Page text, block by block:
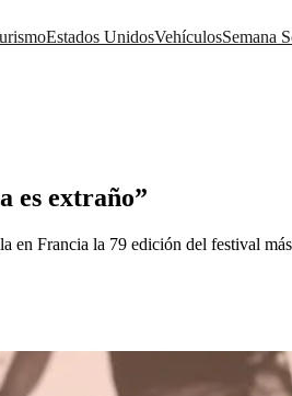
Estados UnidosVehículosSemana
es extraño”
en Francia la 79 edición del festival